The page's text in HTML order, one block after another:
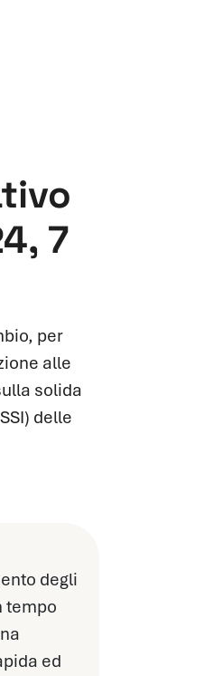
7
per
alle
solida
delle
degli
tempo
ed